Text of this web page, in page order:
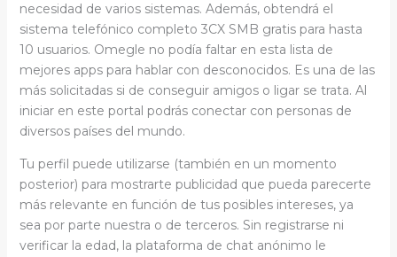
necesidad de varios sistemas. Además, obtendrá el
sistema telefónico completo 3CX SMB gratis para hasta
10 usuarios. Omegle no podía faltar en esta lista de
mejores apps para hablar con desconocidos. Es una de las
más solicitadas si de conseguir amigos o ligar se trata. Al
iniciar en este portal podrás conectar con personas de
diversos países del mundo.
Tu perfil puede utilizarse (también en un momento
posterior) para mostrarte publicidad que pueda parecerte
más relevante en función de tus posibles intereses, ya
sea por parte nuestra o de terceros. Sin registrarse ni
verificar la edad, la plataforma de chat anónimo le